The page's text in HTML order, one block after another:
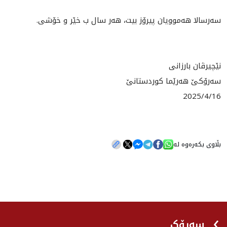
سه‌رسالا هه‌موويان پيرۆز بيت، هه‌ر سال ب خێر و خۆشى.
نێچيرڤان بارزانى
سه‌رۆكێ هه‌رێما كوردستانێ
2025/4/16
بڵاوی بکەرەوە لە